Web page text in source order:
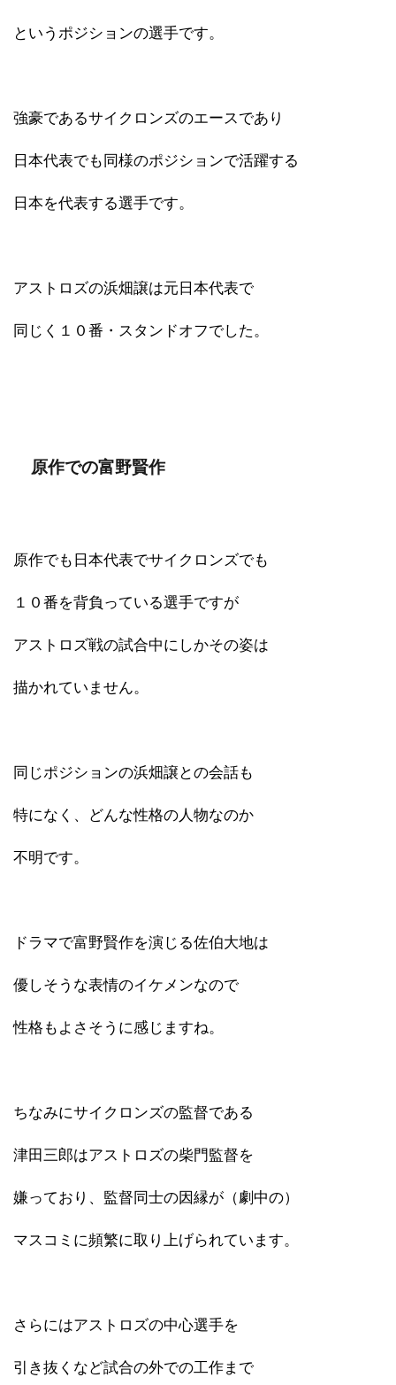
というポジションの選手です。
強豪であるサイクロンズのエースであり
日本代表でも同様のポジションで活躍する
日本を代表する選手です。
アストロズの浜畑譲は元日本代表で
同じく１０番・スタンドオフでした。
原作での富野賢作
原作でも日本代表でサイクロンズでも
１０番を背負っている選手ですが
アストロズ戦の試合中にしかその姿は
描かれていません。
同じポジションの浜畑譲との会話も
特になく、どんな性格の人物なのか
不明です。
ドラマで富野賢作を演じる佐伯大地は
優しそうな表情のイケメンなので
性格もよさそうに感じますね。
ちなみにサイクロンズの監督である
津田三郎はアストロズの柴門監督を
嫌っており、監督同士の因縁が（劇中の）
マスコミに頻繁に取り上げられています。
さらにはアストロズの中心選手を
引き抜くなど試合の外での工作まで